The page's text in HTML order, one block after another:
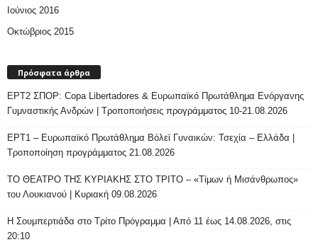
Ιούνιος 2016
Οκτώβριος 2015
Πρόσφατα άρθρα
ΕΡΤ2 ΣΠΟΡ: Copa Libertadores & Ευρωπαϊκό Πρωτάθλημα Ενόργανης
Γυμναστικής Ανδρών | Τροποποιήσεις προγράμματος 10-21.08.2026
ΕΡΤ1 – Ευρωπαϊκό Πρωτάθλημα Βόλεϊ Γυναικών: Τσεχία – Ελλάδα |
Τροποποίηση προγράμματος 21.08.2026
ΤΟ ΘΕΑΤΡΟ ΤΗΣ ΚΥΡΙΑΚΗΣ ΣΤΟ ΤΡΙΤΟ – «Τίμων ή Μισάνθρωπος»
του Λουκιανού | Κυριακή 09.08.2026
H Σουμπερτιάδα στο Τρίτο Πρόγραμμα | Από 11 έως 14.08.2026, στις
20:10